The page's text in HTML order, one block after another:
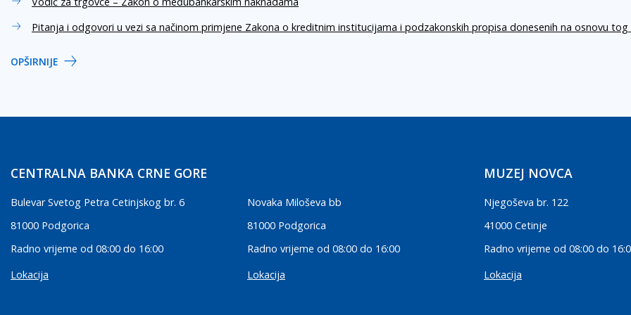
Pitanja i odgovori u vezi sa načinom primjene Zakona o kreditnim institucijama i podzakonskih propisa donesenih na osnovu tog
OPŠIRNIJE
CENTRALNA BANKA CRNE GORE
Bulevar Svetog Petra Cetinjskog br. 6
81000 Podgorica
Radno vrijeme od 08:00 do 16:00
Lokacija
Novaka Miloševa bb
81000 Podgorica
Radno vrijeme od 08:00 do 16:00
Lokacija
MUZEJ NOVCA
Njegoševa br. 122
41000 Cetinje
Radno vrijeme od 08:00 do
Lokacija